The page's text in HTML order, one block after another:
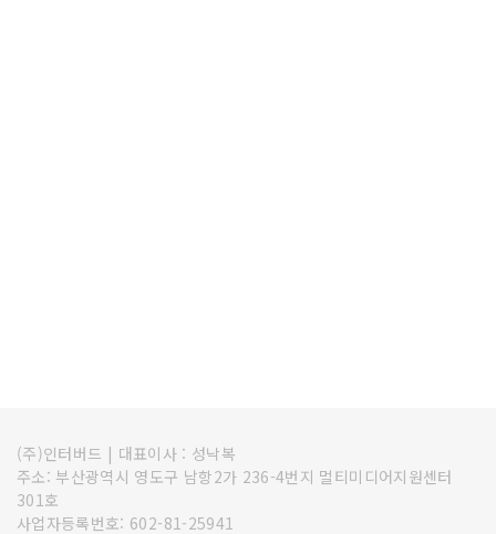
(주)인터버드 | 대표이사 : 성낙복
주소: 부산광역시 영도구 남항2가 236-4번지 멀티미디어지원센터
301호
사업자등록번호: 602-81-25941